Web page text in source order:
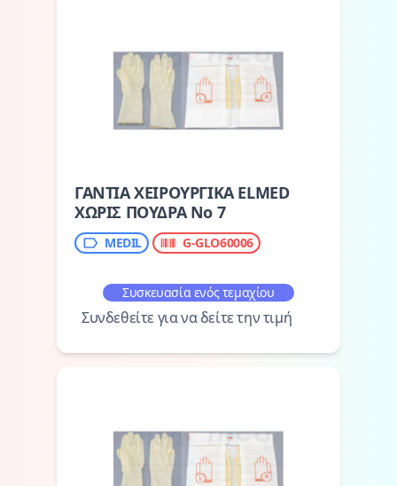
ΓΑΝΤΙΑ ΧΕΙΡΟΥΡΓΙΚΑ ELMED
ΧΩΡΙΣ ΠΟΥΔΡΑ Νο 7
MEDIL G-GLO60006
Συσκευασία ενός τεμαχίου
Συνδεθείτε για να δείτε την τιμή